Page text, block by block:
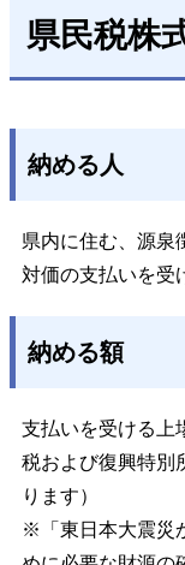
県民税株
納める人
県内に住む、源泉
対価の支払いを受
納める額
支払いを受ける上
税および復興特別
ります）
※「東日本大震災